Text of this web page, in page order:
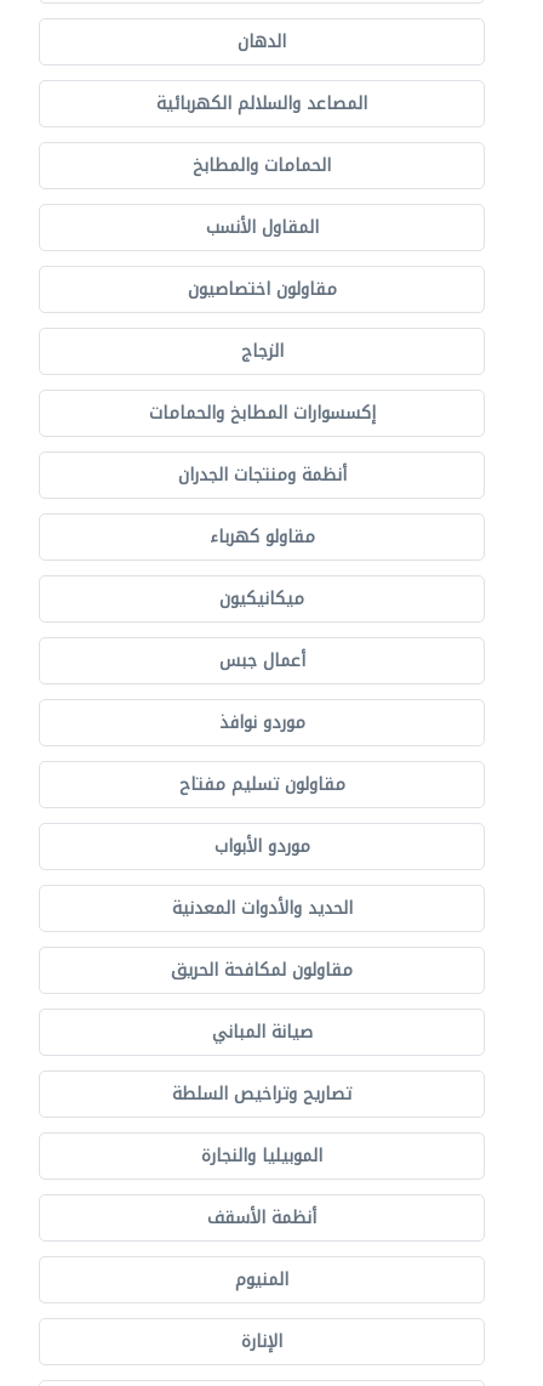
الدهان
المصاعد والسلالم الكهربائية
الحمامات والمطابخ
المقاول الأنسب
مقاولون اختصاصيون
الزجاج
إكسسوارات المطابخ والحمامات
أنظمة ومنتجات الجدران
مقاولو كهرباء
ميكانيكيون
أعمال جبس
موردو نوافذ
مقاولون تسليم مفتاح
موردو الأبواب
الحديد والأدوات المعدنية
مقاولون لمكافحة الحريق
صيانة المباني
تصاريح وتراخيص السلطة
الموبيليا والنجارة
أنظمة الأسقف
المنيوم
الإنارة